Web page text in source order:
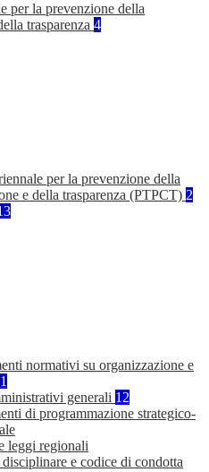
per la prevenzione della
trasparenza 4
per la prevenzione della
e della trasparenza (PTPCT) 2
normativi su organizzazione e
1
generali 12
di programmazione strategico-
leggi regionali
e codice di condotta